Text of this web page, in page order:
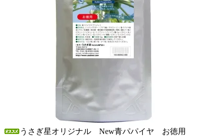
うさぎ星オリジナル New青パパイヤ お徳用